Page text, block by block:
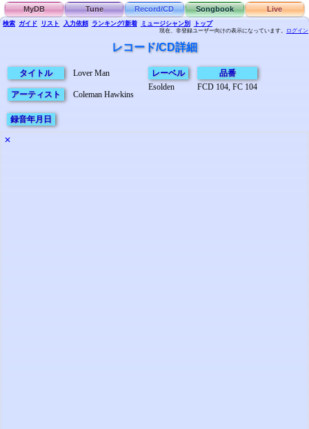
MyDB Tune Record/CD Songbook Live
検索 ガイド リスト 入力依頼 ランキング/新着 ミュージシャン別 トップ
現在、非登録ユーザー向けの表示になっています。 ログイン
レコード/CD詳細
タイトル Lover Man
アーティスト Coleman Hawkins
レーベル
Esolden
品番
FCD 104, FC 104
録音年月日
✕